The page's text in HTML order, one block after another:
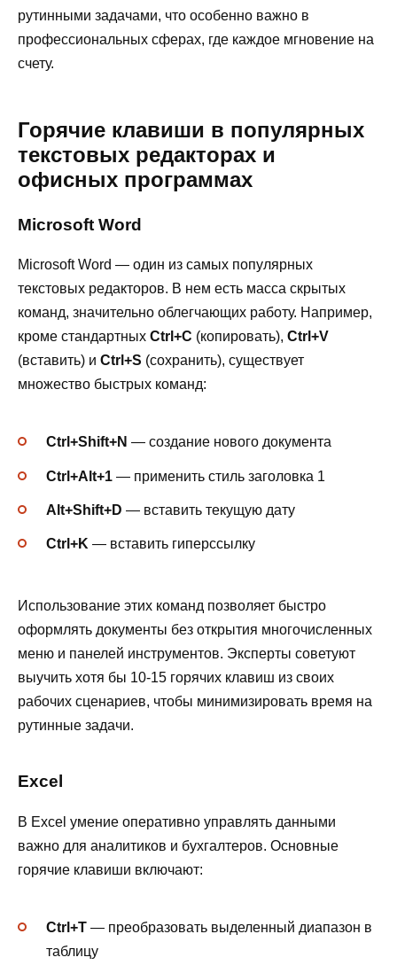
рутинными задачами, что особенно важно в
профессиональных сферах, где каждое мгновение на
счету.
Горячие клавиши в популярных
текстовых редакторах и
офисных программах
Microsoft Word
Microsoft Word — один из самых популярных
текстовых редакторов. В нем есть масса скрытых
команд, значительно облегчающих работу. Например,
кроме стандартных Ctrl+C (копировать), Ctrl+V
(вставить) и Ctrl+S (сохранить), существует
множество быстрых команд:
Ctrl+Shift+N — создание нового документа
Ctrl+Alt+1 — применить стиль заголовка 1
Alt+Shift+D — вставить текущую дату
Ctrl+K — вставить гиперссылку
Использование этих команд позволяет быстро
оформлять документы без открытия многочисленных
меню и панелей инструментов. Эксперты советуют
выучить хотя бы 10-15 горячих клавиш из своих
рабочих сценариев, чтобы минимизировать время на
рутинные задачи.
Excel
В Excel умение оперативно управлять данными
важно для аналитиков и бухгалтеров. Основные
горячие клавиши включают:
Ctrl+T — преобразовать выделенный диапазон в
таблицу